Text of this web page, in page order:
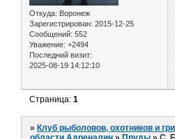
Откуда: Воронеж
Зарегистрирован: 2015-12-25
Сообщений: 552
Уважение: +2494
Последний визит:
2025-08-19 14:12:10
Страница:1
» Клуб рыболовов, охотников и